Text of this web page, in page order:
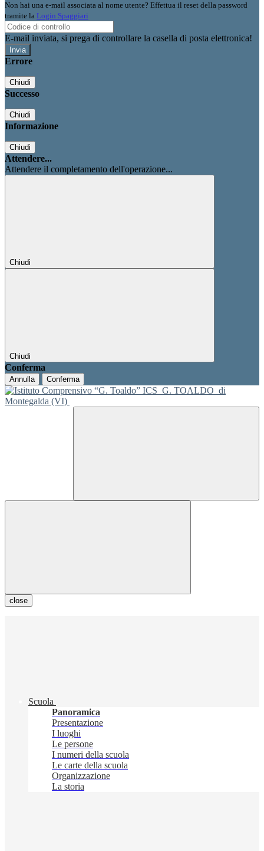
Non hai una e-mail associata al nome utente? Effettua il reset della password
tramite la Login Spaggiari
E-mail inviata, si prega di controllare la casella di posta elettronica!
Errore
Chiudi
Successo
Chiudi
Informazione
Chiudi
Attendere...
Attendere il completamento dell'operazione...
Chiudi
Chiudi
Conferma
Annulla Conferma
ICS G. TOALDO di
Montegalda (VI)
close
Scuola
Panoramica
Presentazione
I luoghi
Le persone
I numeri della scuola
Le carte della scuola
Organizzazione
La storia